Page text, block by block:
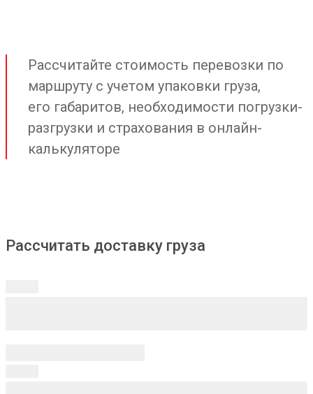
Рассчитайте стоимость перевозки по
маршруту с учетом упаковки груза,
его габаритов, необходимости погрузки-
разгрузки и страхования в онлайн-
калькуляторе
Рассчитать доставку груза